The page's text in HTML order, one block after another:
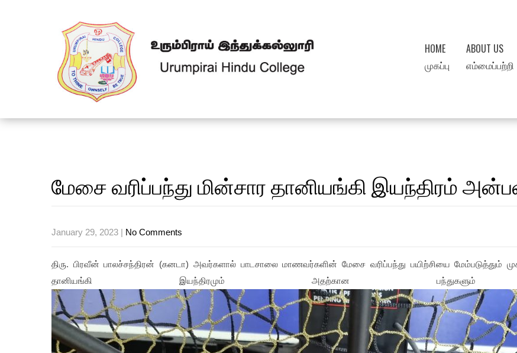
HOME
முகப்பு
ABOUT US
எம்மைப்பற்றி
மேசை வரிப்பந்து மின்சார தானியங்கி இயந்திரம்
January 29, 2023 | No Comments
திரு. பிரவீன் பாலச்சந்திரன் (கனடா) அவர்களால் பாடசாலை மாணவர்களின் மேசை வரிப்பந்து பயிற்சியை மேம்படுத்தும்
தானியங்கி இயந்திரமும் அதற்கான பந்துகளும்